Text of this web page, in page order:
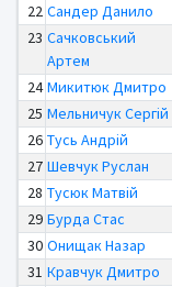
22 Сандер Данило
23 Сачковський
Артем
24 Микитюк Дмитро
25 Мельничук Сергій
26 Тусь Андрій
27 Шевчук Руслан
28 Тусюк Матвій
29 Бурда Стас
30 Онищак Назар
31 Кравчук Дмитро